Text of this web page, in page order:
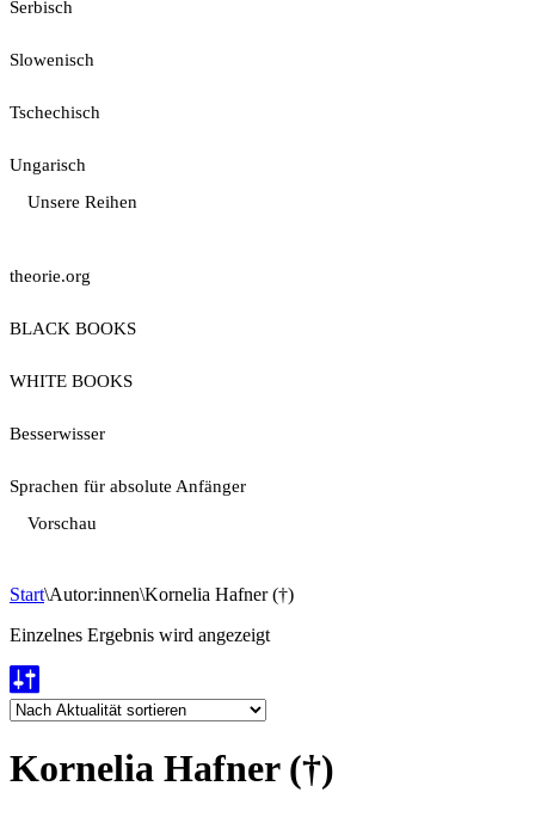
Serbisch
Slowenisch
Tschechisch
Ungarisch
Unsere Reihen
theorie.org
BLACK BOOKS
WHITE BOOKS
Besserwisser
Sprachen für absolute Anfänger
Vorschau
Start\Autor:innen\Kornelia Hafner (†)
Einzelnes Ergebnis wird angezeigt
Kornelia Hafner (†)